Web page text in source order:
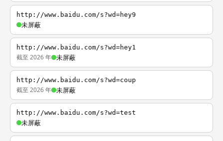
http://www.baidu.com/s?wd=hey9
未屏蔽
http://www.baidu.com/s?wd=hey1
截至 2026 年 未屏蔽
http://www.baidu.com/s?wd=coup
截至 2026 年 未屏蔽
http://www.baidu.com/s?wd=test
未屏蔽